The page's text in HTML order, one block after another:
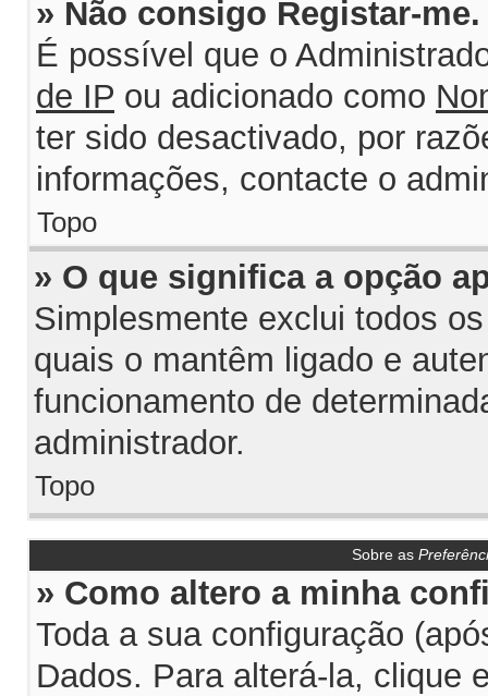
» Não consigo Registar-
É possível que o
de IP ou adicionado como
ter sido desactivado, por
informações, contacte o
Topo
» O que significa a opção
Simplesmente exclui todos
quais o mantêm ligado e
funcionamento de
administrador.
Topo
Sobre as
» Como altero a minha
Toda a sua configuração
Dados. Para alterá-la, clique